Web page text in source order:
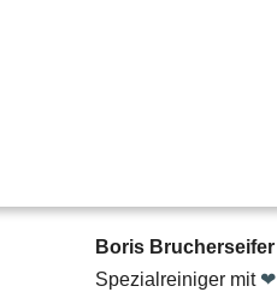
Boris Brucherseifer
Spezialreiniger mit ❤